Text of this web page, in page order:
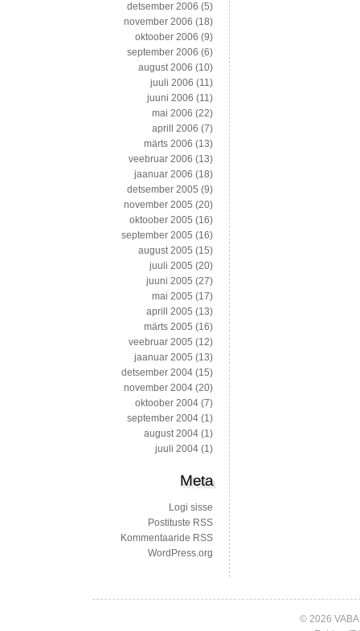
detsember 2006 (5)
november 2006 (18)
oktoober 2006 (9)
september 2006 (6)
august 2006 (10)
juuli 2006 (11)
juuni 2006 (11)
mai 2006 (22)
aprill 2006 (7)
märts 2006 (13)
veebruar 2006 (13)
jaanuar 2006 (18)
detsember 2005 (9)
november 2005 (20)
oktoober 2005 (16)
september 2005 (16)
august 2005 (15)
juuli 2005 (20)
juuni 2005 (27)
mai 2005 (17)
aprill 2005 (13)
märts 2005 (16)
veebruar 2005 (12)
jaanuar 2005 (13)
detsember 2004 (15)
november 2004 (20)
oktoober 2004 (7)
september 2004 (1)
august 2004 (1)
juuli 2004 (1)
Meta
Logi sisse
Postituste RSS
Kommentaaride RSS
WordPress.org
© 2026